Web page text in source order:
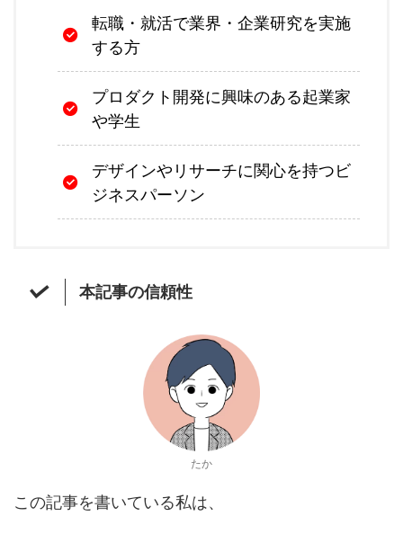
転職・就活で業界・企業研究を実施
する方
プロダクト開発に興味のある起業家
や学生
デザインやリサーチに関心を持つビ
ジネスパーソン
本記事の信頼性
たか
この記事を書いている私は、